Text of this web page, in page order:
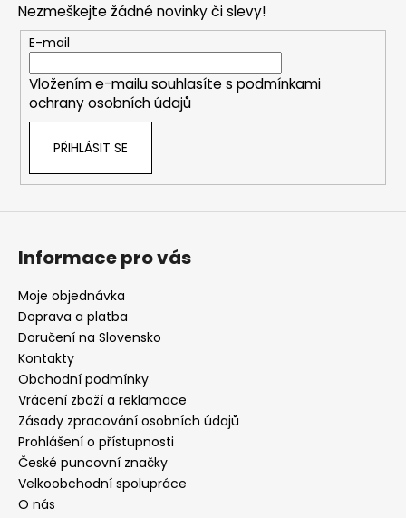
Nezmeškejte žádné novinky či slevy!
E-mail
Vložením e-mailu souhlasíte s podmínkami
ochrany osobních údajů
PŘIHLÁSIT SE
Informace pro vás
Moje objednávka
Doprava a platba
Doručení na Slovensko
Kontakty
Obchodní podmínky
Vrácení zboží a reklamace
Zásady zpracování osobních údajů
Prohlášení o přístupnosti
České puncovní značky
Velkoobchodní spolupráce
O nás